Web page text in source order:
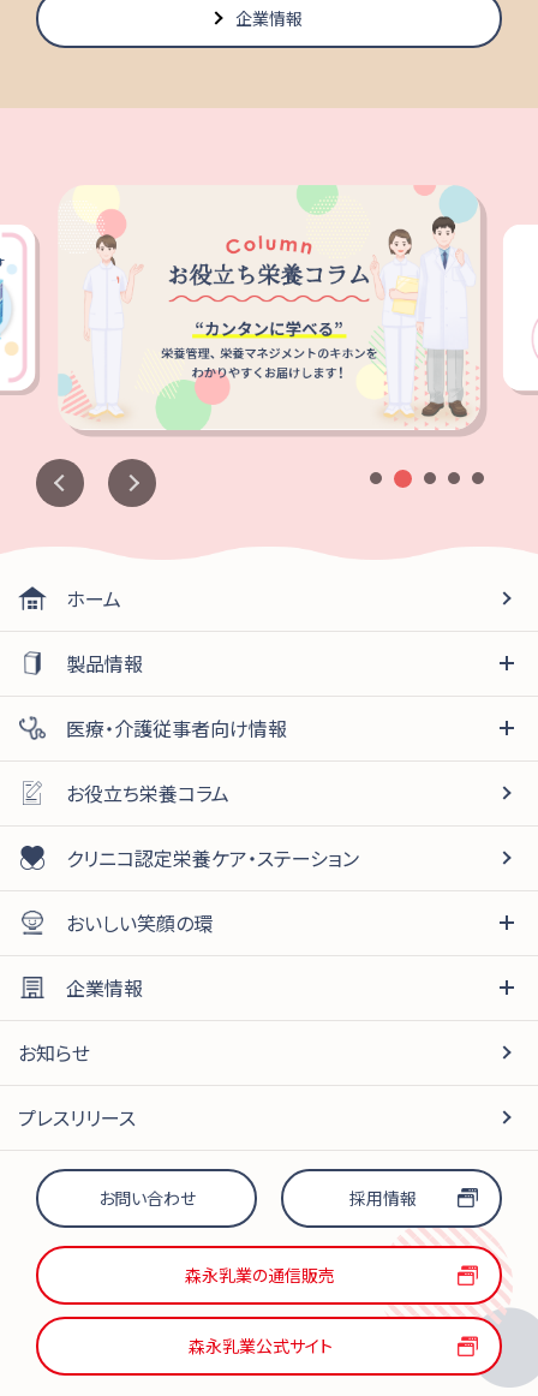
企業情報
ホーム
製品情報
医療・介護従事者向け情報
お役立ち栄養コラム
クリニコ認定栄養ケア・ステーション
おいしい笑顔の環
企業情報
お知らせ
プレスリリース
お問い合わせ 採用情報
森永乳業の通信販売
森永乳業公式サイト